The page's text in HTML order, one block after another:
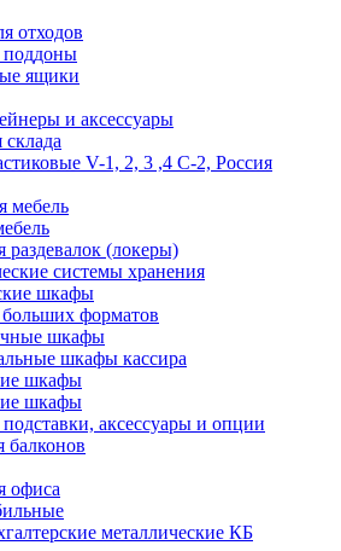
отходов
ящики
и аксессуары
V-1, 2, 3 ,4 С-2, Россия
(локеры)
системы хранения
шкафы
форматов
шкафы
шкафы кассира
шкафы
шкафы
аксессуары и опции
балконов
офиса
металлические КБ